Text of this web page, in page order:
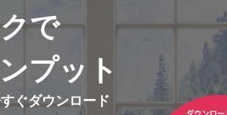
で
プット
ぐダウンロード